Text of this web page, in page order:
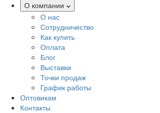
О компании
О нас
Сотрудничество
Как купить
Оплата
Блог
Выставки
Точки продаж
График работы
Оптовикам
Контакты